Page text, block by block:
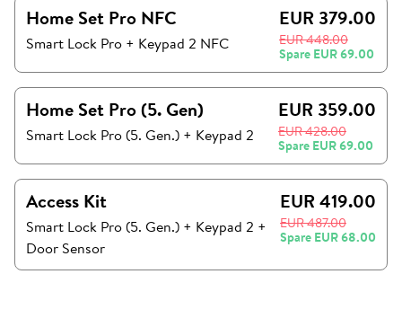
Home Set Pro NFC
Smart Lock Pro + Keypad 2 NFC
EUR 379.00
EUR 448.00
Spare EUR 69.00
Home Set Pro (5. Gen)
Smart Lock Pro (5. Gen.) + Keypad 2
EUR 359.00
EUR 428.00
Spare EUR 69.00
Access Kit
Smart Lock Pro (5. Gen.) + Keypad 2 +
Door Sensor
EUR 419.00
EUR 487.00
Spare EUR 68.00